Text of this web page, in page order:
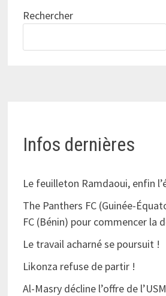
Rechercher
Infos dernières
Le feuilleton Ramdaoui, enfin
The Panthers FC (Guinée-
FC (Bénin) pour commencer la
Le travail acharné se poursuit !
Likonza refuse de partir !
Al-Masry décline l’offre de